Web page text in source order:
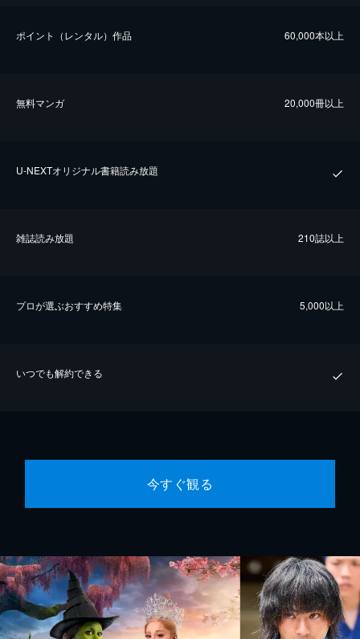
ポイント（レンタル）作品 60,000本以上
無料マンガ 20,000冊以上
U-NEXTオリジナル書籍読み放題
雑誌読み放題 210誌以上
プロが選ぶおすすめ特集 5,000以上
いつでも解約できる
今すぐ観る